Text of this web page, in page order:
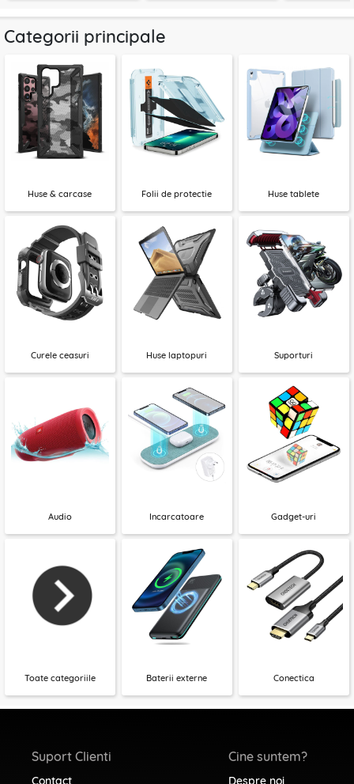
Categorii principale
Huse & carcase Folii de protectie Huse tablete
Curele ceasuri Huse laptopuri Suporturi
Audio Incarcatoare Gadget-uri
Toate categoriile Baterii externe Conectica
Suport Clienti
Contact
Cine suntem?
Despre noi